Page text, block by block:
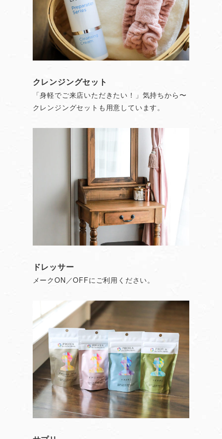
クレンジングセット
「身軽でご来店いただきたい！」気持ちから〜
クレンジングセットも用意しています。
ドレッサー
メークON／OFFにご利用ください。